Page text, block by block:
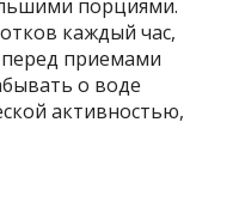
порциями.
каждый час,
приемами
о воде
активностью,